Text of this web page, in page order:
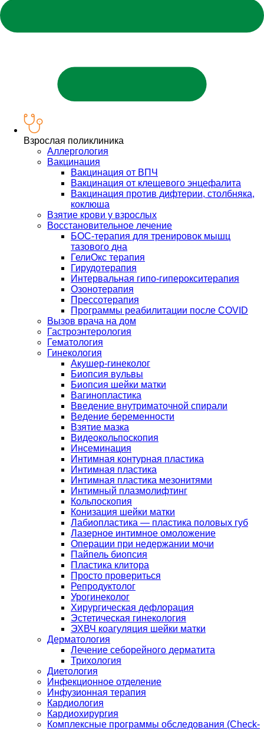
Взрослая поликлиника
Аллергология
Вакцинация
Вакцинация от ВПЧ
Вакцинация от клещевого энцефалита
Вакцинация против дифтерии, столбняка,
коклюша
Взятие крови у взрослых
Восстановительное лечение
БОС-терапия для тренировок мышц
тазового дна
ГелиОкс терапия
Гирудотерапия
Интервальная гипо-гиперокситерапия
Озонотерапия
Прессотерапия
Программы реабилитации после СOVID
Вызов врача на дом
Гастроэнтерология
Гематология
Гинекология
Акушер-гинеколог
Биопсия вульвы
Биопсия шейки матки
Вагинопластика
Введение внутриматочной спирали
Ведение беременности
Взятие мазка
Видеокольпоскопия
Инсеминация
Интимная контурная пластика
Интимная пластика
Интимная пластика мезонитями
Интимный плазмолифтинг
Кольпоскопия
Конизация шейки матки
Лабиопластика — пластика половых губ
Лазерное интимное омоложение
Операции при недержании мочи
Пайпель биопсия
Пластика клитора
Просто провериться
Репродуктолог
Урогинеколог
Хирургическая дефлорация
Эстетическая гинекология
ЭХВЧ коагуляция шейки матки
Дерматология
Лечение себорейного дерматита
Трихология
Диетология
Инфекционное отделение
Инфузионная терапия
Кардиология
Кардиохирургия
Комплексные программы обследования (Check-